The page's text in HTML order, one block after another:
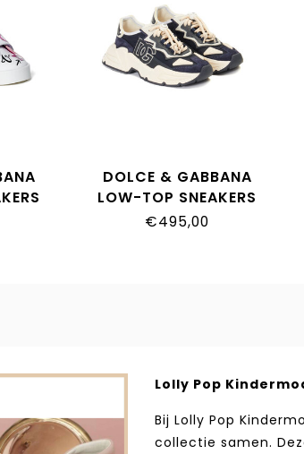
DOLCE & GABBANA
LOW-TOP SNEAKERS
DA5119_AQ040_89923
€495,00
Lolly Pop
Bij Lolly Pop
collectie samen.